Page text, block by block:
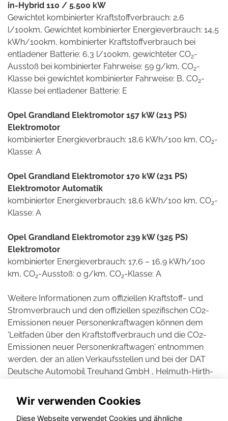
in-Hybrid 110 / 5.500 kW
Gewichtet kombinierter Kraftstoffverbrauch: 2,6
l/100km, Gewichtet kombinierter Energieverbrauch: 14,5
kWh/100km, kombinierter Kraftstoffverbrauch bei
entladener Batterie: 6,3 l/100km, gewichteter CO2-
Ausstoß bei kombinierter Fahrweise: 59 g/km, CO2-
Klasse bei gewichtet kombinierter Fahrweise: B, CO2-
Klasse bei entladener Batterie: E
Opel Grandland Elektromotor 157 kW (213 PS)
Elektromotor
kombinierter Energieverbrauch: 18,6 kWh/100 km, CO2-
Klasse: A
Opel Grandland Elektromotor 170 kW (231 PS)
Elektromotor Automatik
kombinierter Energieverbrauch: 18,6 kWh/100 km, CO2-
Klasse: A
Opel Grandland Elektromotor 239 kW (325 PS)
Elektromotor
kombinierter Energieverbrauch: 17,6 – 16,9 kWh/100
km, CO2-Ausstoß: 0 g/km, CO2-Klasse: A
Weitere Informationen zum offiziellen Kraftstoff- und
Stromverbrauch und den offiziellen spezifischen CO2-
Emissionen neuer Personenkraftwagen können dem
'Leitfaden über den Kraftstoffverbrauch und die CO2-
Emissionen neuer Personenkraftwagen' entnommen
werden, der an allen Verkaufsstellen und bei der DAT
Deutsche Automobil Treuhand GmbH , Helmuth-Hirth-
Wir verwenden Cookies
Diese Webseite verwendet Cookies und ähnliche